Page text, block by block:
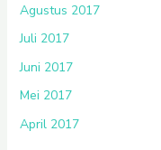
Agustus 2017
Juli 2017
Juni 2017
Mei 2017
April 2017